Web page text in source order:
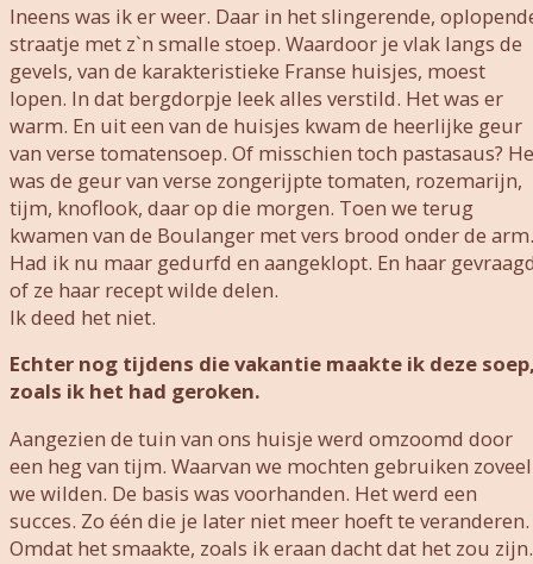
Ineens was ik er weer. Daar in het slingerende,
straatje met z`n smalle stoep. Waardoor je vlak langs de
gevels, van de karakteristieke Franse huisjes, moest
lopen. In dat bergdorpje leek alles verstild. Het was er
warm. En uit een van de huisjes kwam de heerlijke geur
van verse tomatensoep. Of misschien toch pastasaus?
was de geur van verse zongerijpte tomaten, rozemarijn,
tijm, knoflook, daar op die morgen. Toen we terug
kwamen van de Boulanger met vers brood onder de arm.
Had ik nu maar gedurfd en aangeklopt. En haar
of ze haar recept wilde delen.
Ik deed het niet.
Echter nog tijdens die vakantie maakte ik deze
zoals ik het had geroken.
Aangezien de tuin van ons huisje werd omzoomd door
een heg van tijm. Waarvan we mochten gebruiken zoveel
we wilden. De basis was voorhanden. Het werd een
succes. Zo één die je later niet meer hoeft te veranderen.
Omdat het smaakte, zoals ik eraan dacht dat het zou zijn.